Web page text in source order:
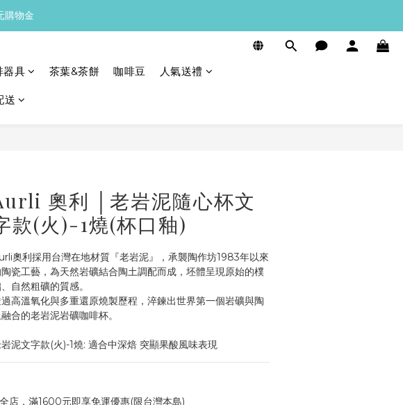
購物金
器具 茶葉&茶餅 咖啡豆 人氣送禮
送
奧利 │老岩泥隨心杯文
款(火)-1燒(杯口釉)
奧利採用台灣在地材質『老岩泥』，承襲陶作坊1983年以來
瓷工藝，為天然岩礦結合陶土調配而成，坯體呈現原始的樸
自然粗礦的質感。
高溫氧化與多重還原燒製歷程，淬鍊出世界第一個岩礦與陶
合的老岩泥岩礦咖啡杯。
泥文字款(火)-1燒: 適合中深焙 突顯果酸風味表現
全店，滿1600元即享免運優惠(限台灣本島)